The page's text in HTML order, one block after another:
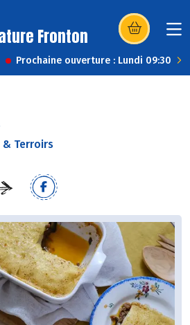
Fronton (s’ouvre dans
Prochaine ouverture : Lundi 09:30
Terroirs